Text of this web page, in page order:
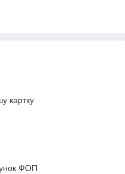
картку
ФОП